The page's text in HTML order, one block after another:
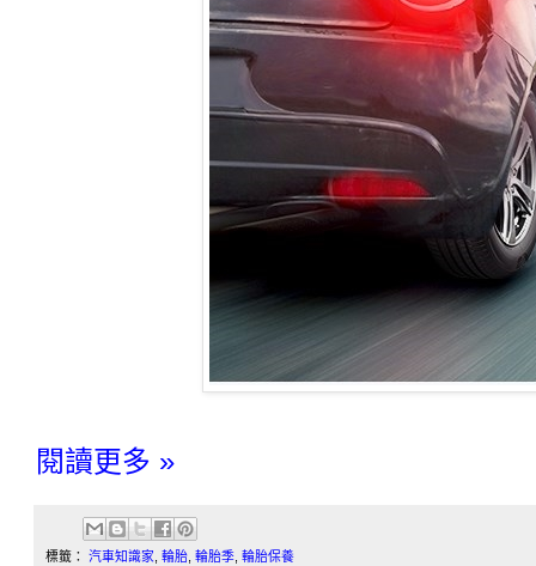
閱讀更多 »
標籤： 汽車知識家 輪胎 輪胎季 輪胎保養